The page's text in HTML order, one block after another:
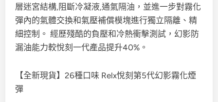
層迷宮結構,阻斷冷凝液,通氣隔油，並進一步對霧化
彈內的氣體交換和氣壓補償模塊進行獨立隔離、精
細控制。 經歷殘酷的負壓和冷熱衝擊測試，幻影防
漏油能力較悅刻一代產品提升40%。
【全新現貨】26種口味 Relx悅刻第5代幻影霧化煙
彈